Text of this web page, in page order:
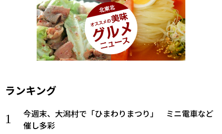
ランキング
今週末、大潟村で「ひまわりまつり」 ミニ電車など
催し多彩